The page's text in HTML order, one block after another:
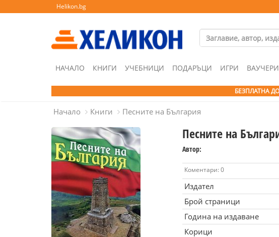
Helikon.bg
НАЧАЛО КНИГИ УЧЕБНИЦИ ПОДАРЪЦИ ИГРИ ВАУЧЕРИ
БЕЗПЛАТНА
Начало Книги Песните на България
Песните на
Автор:
Коментари: 0
Издател
Брой страници
Година на издаване
Корици